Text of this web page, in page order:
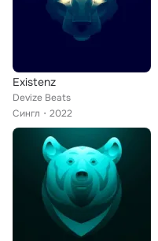
Existenz
Devize Beats
Сингл
2022